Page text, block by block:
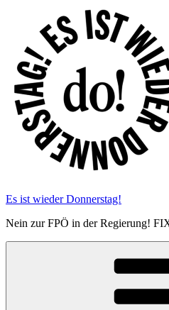
Es ist wieder Donnerstag!
Nein zur FPÖ in der Regierung!